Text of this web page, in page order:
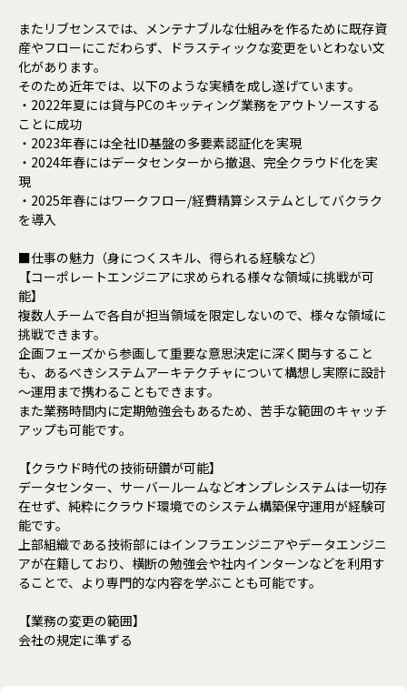
またリブセンスでは、メンテナブルな仕組みを作るために既存資
産やフローにこだわらず、ドラスティックな変更をいとわない文
化があります。
そのため近年では、以下のような実績を成し遂げています。
・2022年夏には貸与PCのキッティング業務をアウトソースする
ことに成功
・2023年春には全社ID基盤の多要素認証化を実現
・2024年春にはデータセンターから撤退、完全クラウド化を実
現
・2025年春にはワークフロー/経費精算システムとしてバクラク
を導入
■仕事の魅力（身につくスキル、得られる経験など）
【コーポレートエンジニアに求められる様々な領域に挑戦が可
能】
複数人チームで各自が担当領域を限定しないので、様々な領域に
挑戦できます。
企画フェーズから参画して重要な意思決定に深く関与すること
も、あるべきシステムアーキテクチャについて構想し実際に設計
～運用まで携わることもできます。
また業務時間内に定期勉強会もあるため、苦手な範囲のキャッチ
アップも可能です。
【クラウド時代の技術研鑽が可能】
データセンター、サーバールームなどオンプレシステムは一切存
在せず、純粋にクラウド環境でのシステム構築保守運用が経験可
能です。
上部組織である技術部にはインフラエンジニアやデータエンジニ
アが在籍しており、横断の勉強会や社内インターンなどを利用す
ることで、より専門的な内容を学ぶことも可能です。
【業務の変更の範囲】
会社の規定に準ずる